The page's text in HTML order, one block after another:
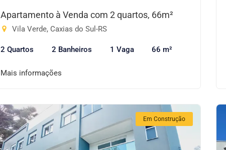
Apartamento à Venda com 2 quartos, 66m²
Vila Verde, Caxias do Sul-RS
2 Quartos 2 Banheiros 1 Vaga 66 m²
Mais informações
Em Construção